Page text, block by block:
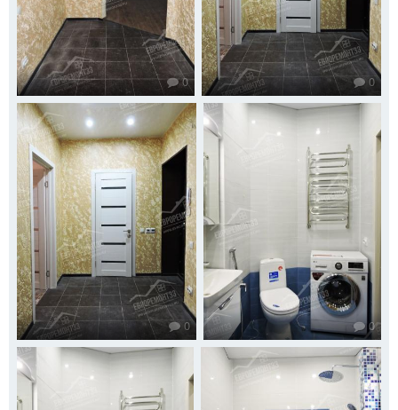
0 0
0 0